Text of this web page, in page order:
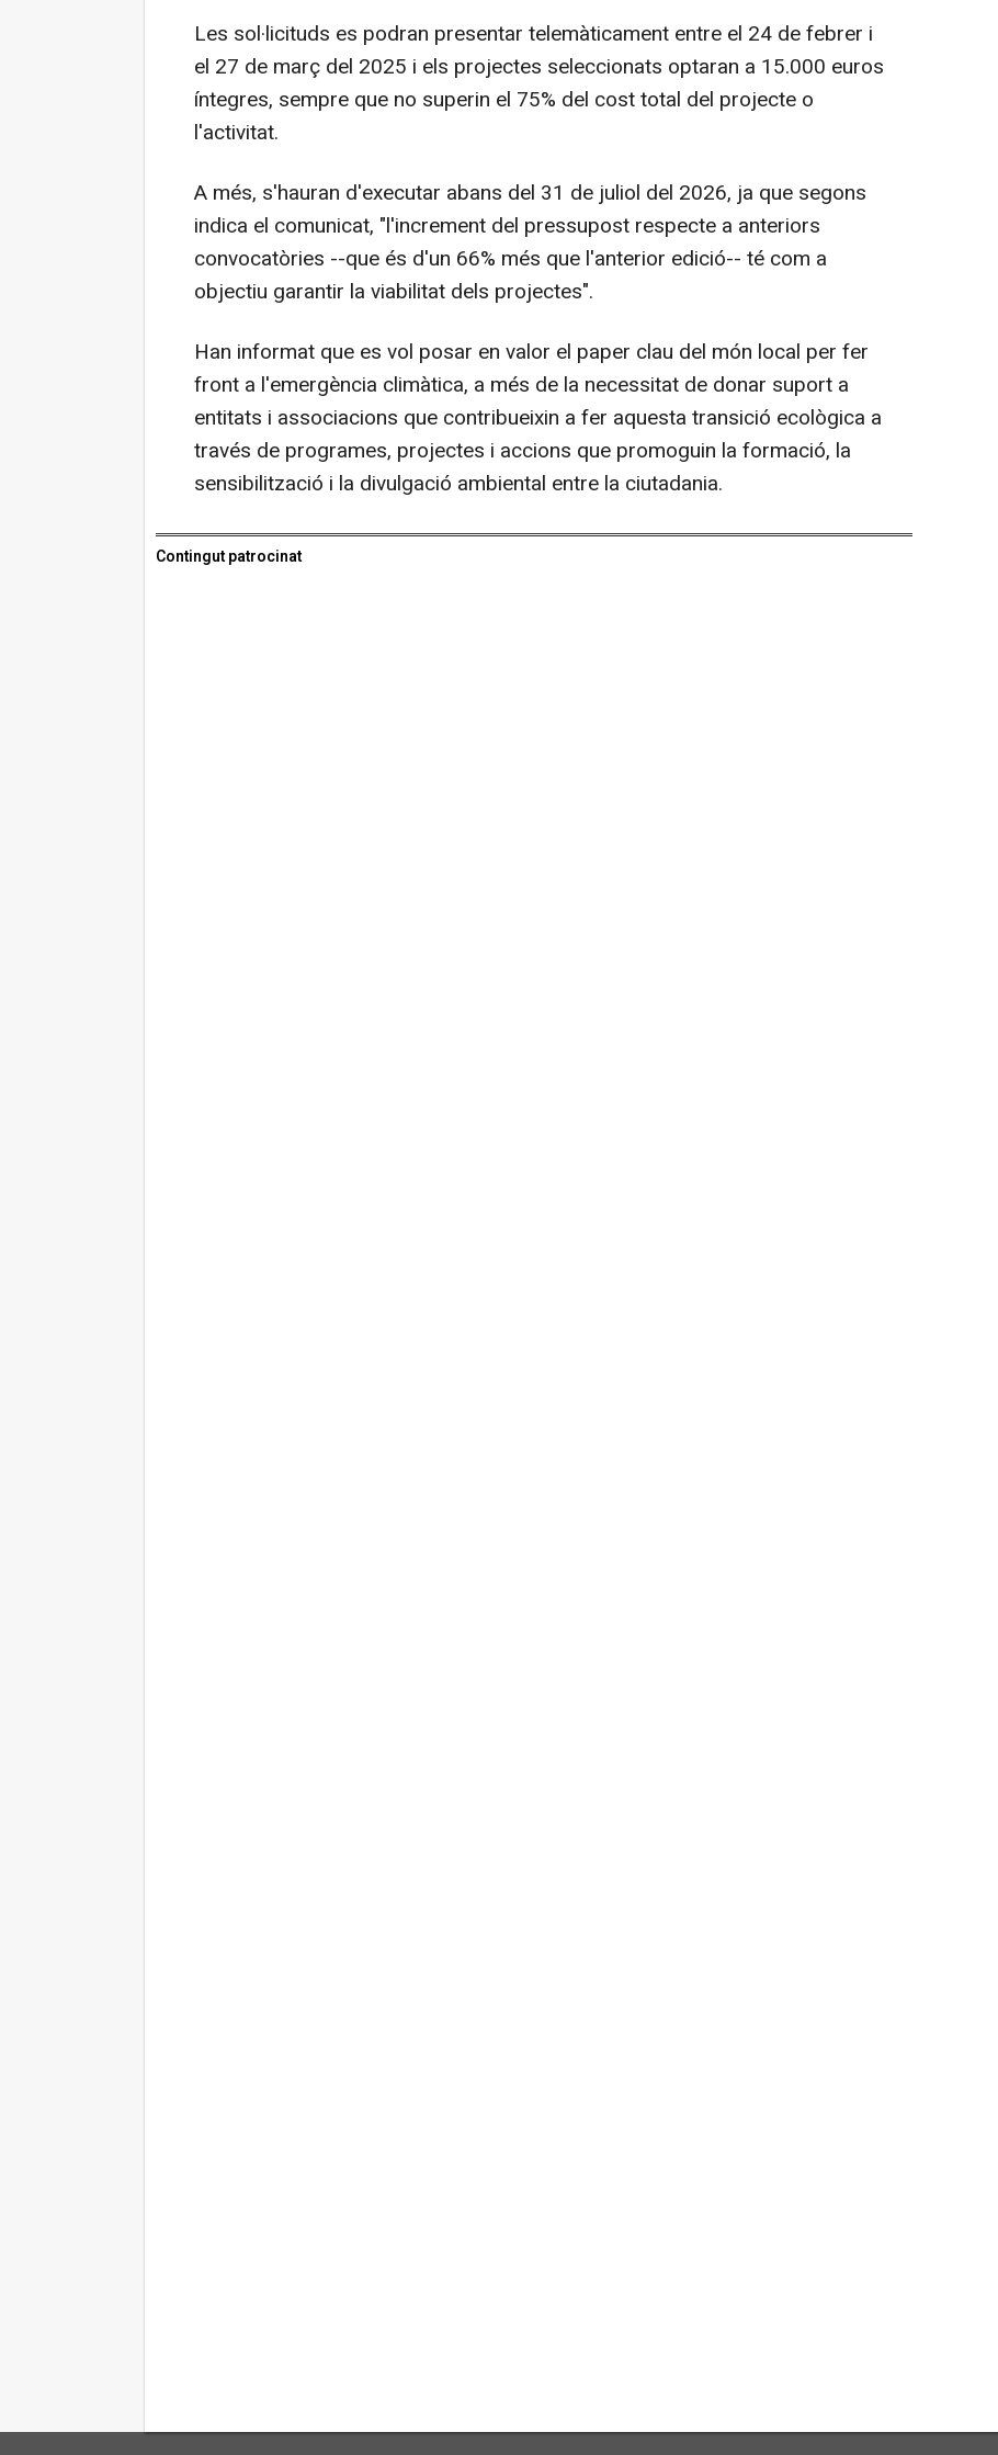
Les sol·licituds es podran presentar telemàticament entre el 24 de febrer i
el 27 de març del 2025 i els projectes seleccionats optaran a 15.000 euros
íntegres, sempre que no superin el 75% del cost total del projecte o
l'activitat.
A més, s'hauran d'executar abans del 31 de juliol del 2026, ja que segons
indica el comunicat, "l'increment del pressupost respecte a anteriors
convocatòries --que és d'un 66% més que l'anterior edició-- té com a
objectiu garantir la viabilitat dels projectes".
Han informat que es vol posar en valor el paper clau del món local per fer
front a l'emergència climàtica, a més de la necessitat de donar suport a
entitats i associacions que contribueixin a fer aquesta transició ecològica a
través de programes, projectes i accions que promoguin la formació, la
sensibilització i la divulgació ambiental entre la ciutadania.
Contingut patrocinat